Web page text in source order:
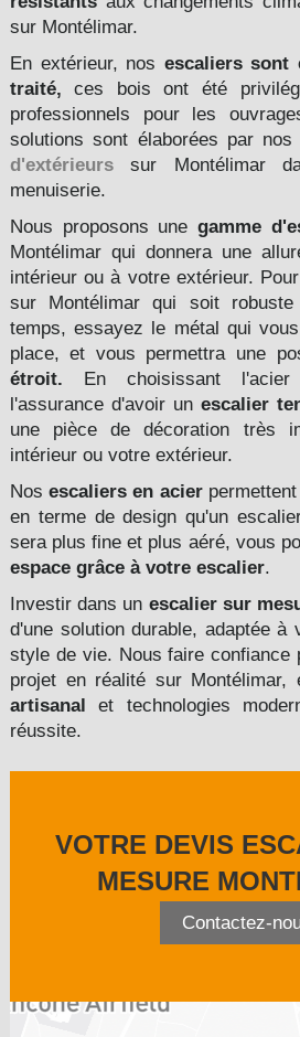
sur Montélimar.
En extérieur, nos escaliers sont
traité, ces bois ont été
professionnels pour les
solutions sont élaborées par
d'extérieurssur Montélimar
menuiserie.
Nous proposons unegamme
Montélimar qui donnera une
intérieur ou à votre extérieur.
sur Montélimar qui soit
temps, essayez le métal qui
place, et vous permettra une
étroit. En choisissant
l'assurance d'avoir un escalier
une pièce de décoration très
intérieur ou votre extérieur.
Nosescaliers en acierpermettent
en terme de design qu'un
sera plus fine et plus aéré, vous
espace grâce à votre escalier.
Investir dans un escalier sur
d'une solution durable, adaptée
style de vie. Nous faire confiance
projet en réalité sur
artisanal et technologies
réussite.
VOTRE DEVIS
MESURE
Contactez-